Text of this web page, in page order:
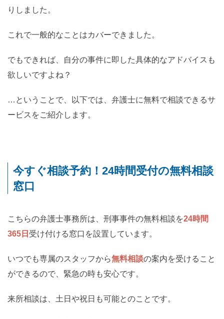
りしました。
これで一般的なことはカバーできました。
でもできれば、自分の事件に即した具体的なアドバイスも
欲しいですよね？
…ということで、以下では、弁護士に無料で相談できるサ
ービスをご紹介します。
今すぐ相談予約！24時間受付の無料相談
窓口
こちらの弁護士事務所は、刑事事件の無料相談を24時間
365日 受け付ける窓口を設置しています。
いつでも専属のスタッフから無料相談の案内を受けること
ができるので、緊急の時も安心です。
来所相談は、土日や祝日も可能とのことです。